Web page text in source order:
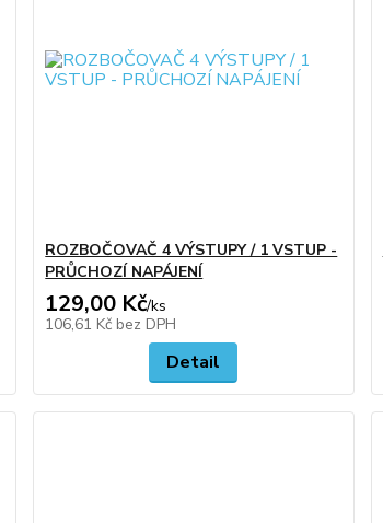
ROZBOČOVAČ 4 VÝSTUPY / 1 VSTUP -
PRŮCHOZÍ NAPÁJENÍ
129,00 Kč/ks
106,61 Kč bez DPH
Detail